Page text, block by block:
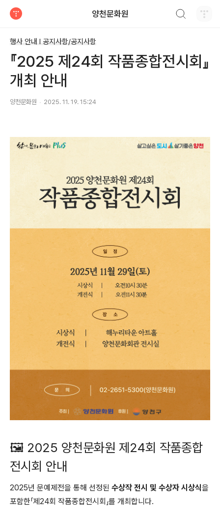
양천문화원
행사 안내 Ι 공지사항/공지사항
『2025 제24회 작품종합전시회』
개최 안내
양천문화원 2025. 11. 19. 15:24
🖼️ 2025 양천문화원 제24회 작품종합
전시회 안내
2025년 문예제전을 통해 선정된 수상작 전시 및 수상자 시상식을
포함한「제24회 작품종합전시회」를 개최합니다.